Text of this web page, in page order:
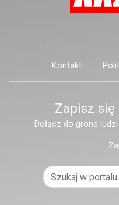
Kontakt
Zapisz
Dołącz do grona